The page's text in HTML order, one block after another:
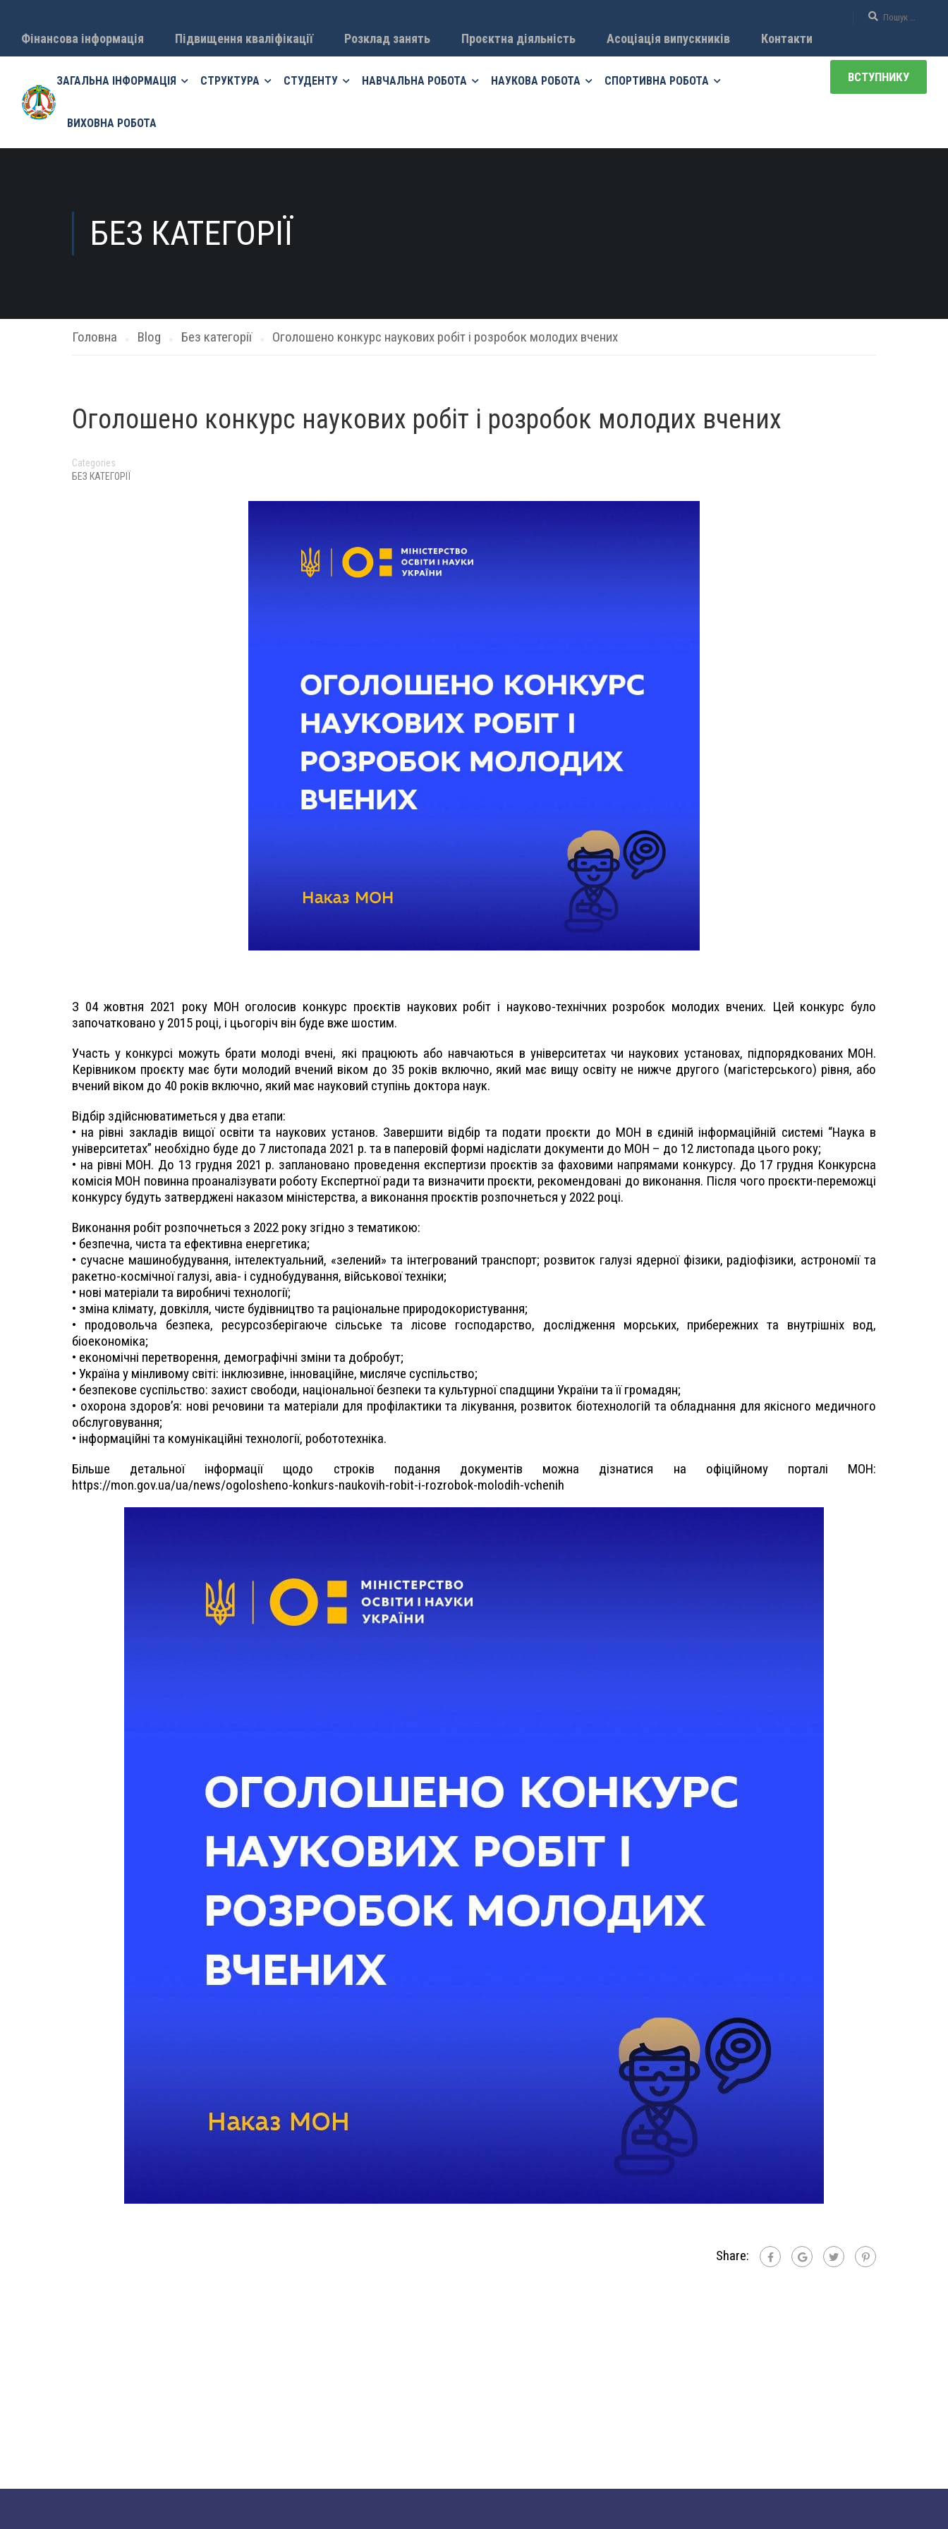
Фінансова інформація Підвищення кваліфікації Розклад занять Проєктна діяльність Асоціація випускників Контакти
ЗАГАЛЬНА ІНФОРМАЦІЯ СТРУКТУРА СТУДЕНТУ НАВЧАЛЬНА РОБОТА НАУКОВА РОБОТА СПОРТИВНА РОБОТА
ВИХОВНА РОБОТА
ВСТУПНИКУ
БЕЗ КАТЕГОРІЇ
Головна Blog Без категорії Оголошено конкурс наукових робіт і розробок молодих вчених
Оголошено конкурс наукових робіт і розробок молодих вчених
Categories
БЕЗ КАТЕГОРІЇ
З 04 жовтня 2021 року МОН оголосив конкурс проєктів наукових робіт і науково-технічних розробок молодих вчених. Цей конкурс було
започатковано у 2015 році, і цьогоріч він буде вже шостим.
Участь у конкурсі можуть брати молоді вчені, які працюють або навчаються в університетах чи наукових установах, підпорядкованих МОН.
Керівником проєкту має бути молодий вчений віком до 35 років включно, який має вищу освіту не нижче другого (магістерського) рівня, або
вчений віком до 40 років включно, який має науковий ступінь доктора наук.
Відбір здійснюватиметься у два етапи:
• на рівні закладів вищої освіти та наукових установ. Завершити відбір та подати проєкти до МОН в єдиній інформаційній системі “Наука в
університетах” необхідно буде до 7 листопада 2021 р. та в паперовій формі надіслати документи до МОН – до 12 листопада цього року;
• на рівні МОН. До 13 грудня 2021 р. заплановано проведення експертизи проєктів за фаховими напрямами конкурсу. До 17 грудня Конкурсна
комісія МОН повинна проаналізувати роботу Експертної ради та визначити проєкти, рекомендовані до виконання. Після чого проєкти-переможці
конкурсу будуть затверджені наказом міністерства, а виконання проєктів розпочнеться у 2022 році.
Виконання робіт розпочнеться з 2022 року згідно з тематикою:
• безпечна, чиста та ефективна енергетика;
• сучасне машинобудування, інтелектуальний, «зелений» та інтегрований транспорт; розвиток галузі ядерної фізики, радіофізики, астрономії та
ракетно-космічної галузі, авіа- і суднобудування, військової техніки;
• нові матеріали та виробничі технології;
• зміна клімату, довкілля, чисте будівництво та раціональне природокористування;
• продовольча безпека, ресурсозберігаюче сільське та лісове господарство, дослідження морських, прибережних та внутрішніх вод,
біоекономіка;
• економічні перетворення, демографічні зміни та добробут;
• Україна у мінливому світі: інклюзивне, інноваційне, мисляче суспільство;
• безпекове суспільство: захист свободи, національної безпеки та культурної спадщини України та її громадян;
• охорона здоров’я: нові речовини та матеріали для профілактики та лікування, розвиток біотехнологій та обладнання для якісного медичного
обслуговування;
• інформаційні та комунікаційні технології, робототехніка.
Більше детальної інформації щодо строків подання документів можна дізнатися на офіційному порталі МОН:
https://mon.gov.ua/ua/news/ogolosheno-konkurs-naukovih-robit-i-rozrobok-molodih-vchenih
Share: